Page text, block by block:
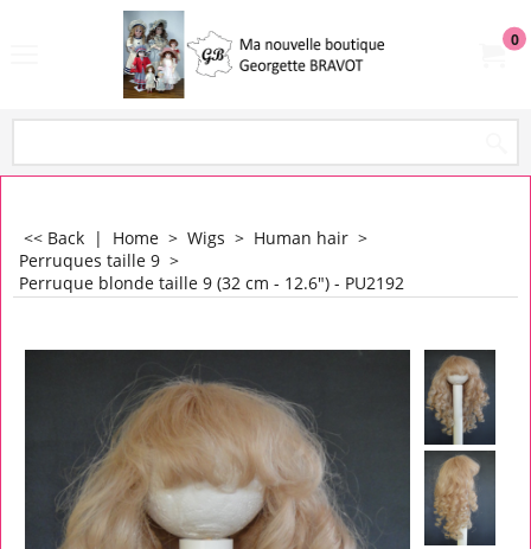
0
<< Back | Home > Wigs > Human hair >
Perruques taille 9 >
Perruque blonde taille 9 (32 cm - 12.6") - PU2192